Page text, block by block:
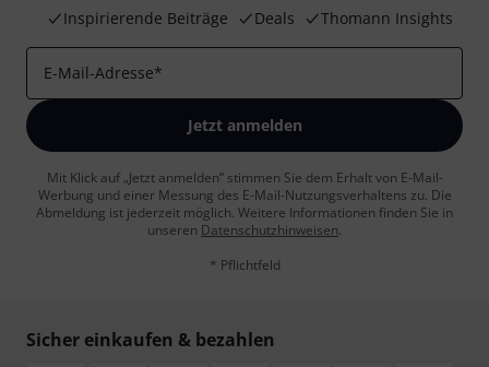
Inspirierende Beiträge
Deals Thomann Insights
E-Mail-Adresse*
Jetzt anmelden
Mit Klick auf „Jetzt anmelden“ stimmen Sie dem Erhalt von E-Mail-
Werbung und einer Messung des E-Mail-Nutzungsverhaltens zu. Die
Abmeldung ist jederzeit möglich. Weitere Informationen finden Sie in
unseren Datenschutzhinweisen.
* Pflichtfeld
Sicher einkaufen & bezahlen